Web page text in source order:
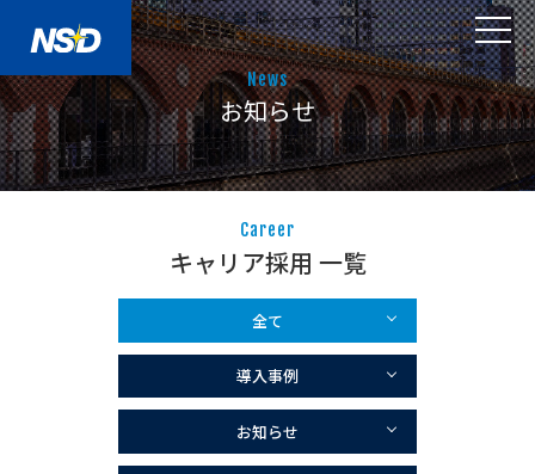
News
お知らせ
Career
キャリア採用 一覧
全て
導入事例
お知らせ